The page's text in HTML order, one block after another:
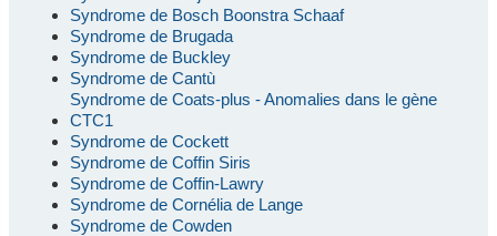
Syndrome de Bosch Boonstra Schaaf
Syndrome de Brugada
Syndrome de Buckley
Syndrome de Cantù
Syndrome de Coats-plus - Anomalies dans le gène
CTC1
Syndrome de Cockett
Syndrome de Coffin Siris
Syndrome de Coffin-Lawry
Syndrome de Cornélia de Lange
Syndrome de Cowden